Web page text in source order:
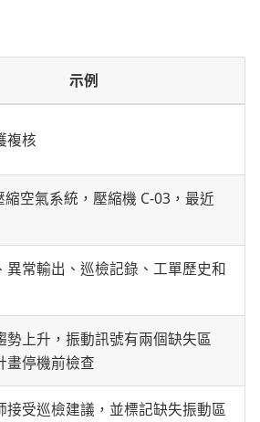
示例
複核
縮空氣系統，壓縮機 C-03，最近
異常輸出、巡檢記錄、工單歷史和
勢上升，振動訊號有兩個缺失區
畫停機前檢查
接受巡檢建議，並標記缺失振動區